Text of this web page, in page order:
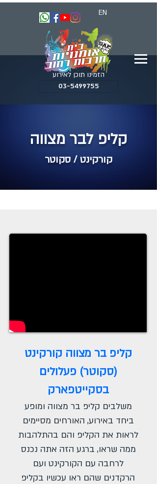
EN
הזמינו תוכן לאירוע
03-5499755
קליפ לבר מצווה
קורקינט / סקוטר
קליפ בר מצווה קורקינט
(סקוטר) פעלולים
בסקייטפארק
משלבים קליפ בר מצווה ומופע
ביחד באירוע, האורחים מסיימים
לראות את הקליפ והם בהתלהבות
ממה שראו, ברגע הזה אתה נכנס
לרחבה עם הקורקינט ועם
הרקדנים שהם ראו עכשיו בקליפ